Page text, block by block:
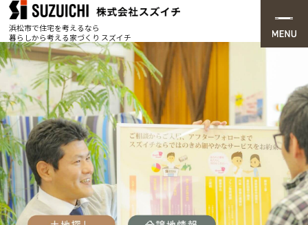
浜松市で住宅を考えるなら
暮らしから考える家づくり スズイチ